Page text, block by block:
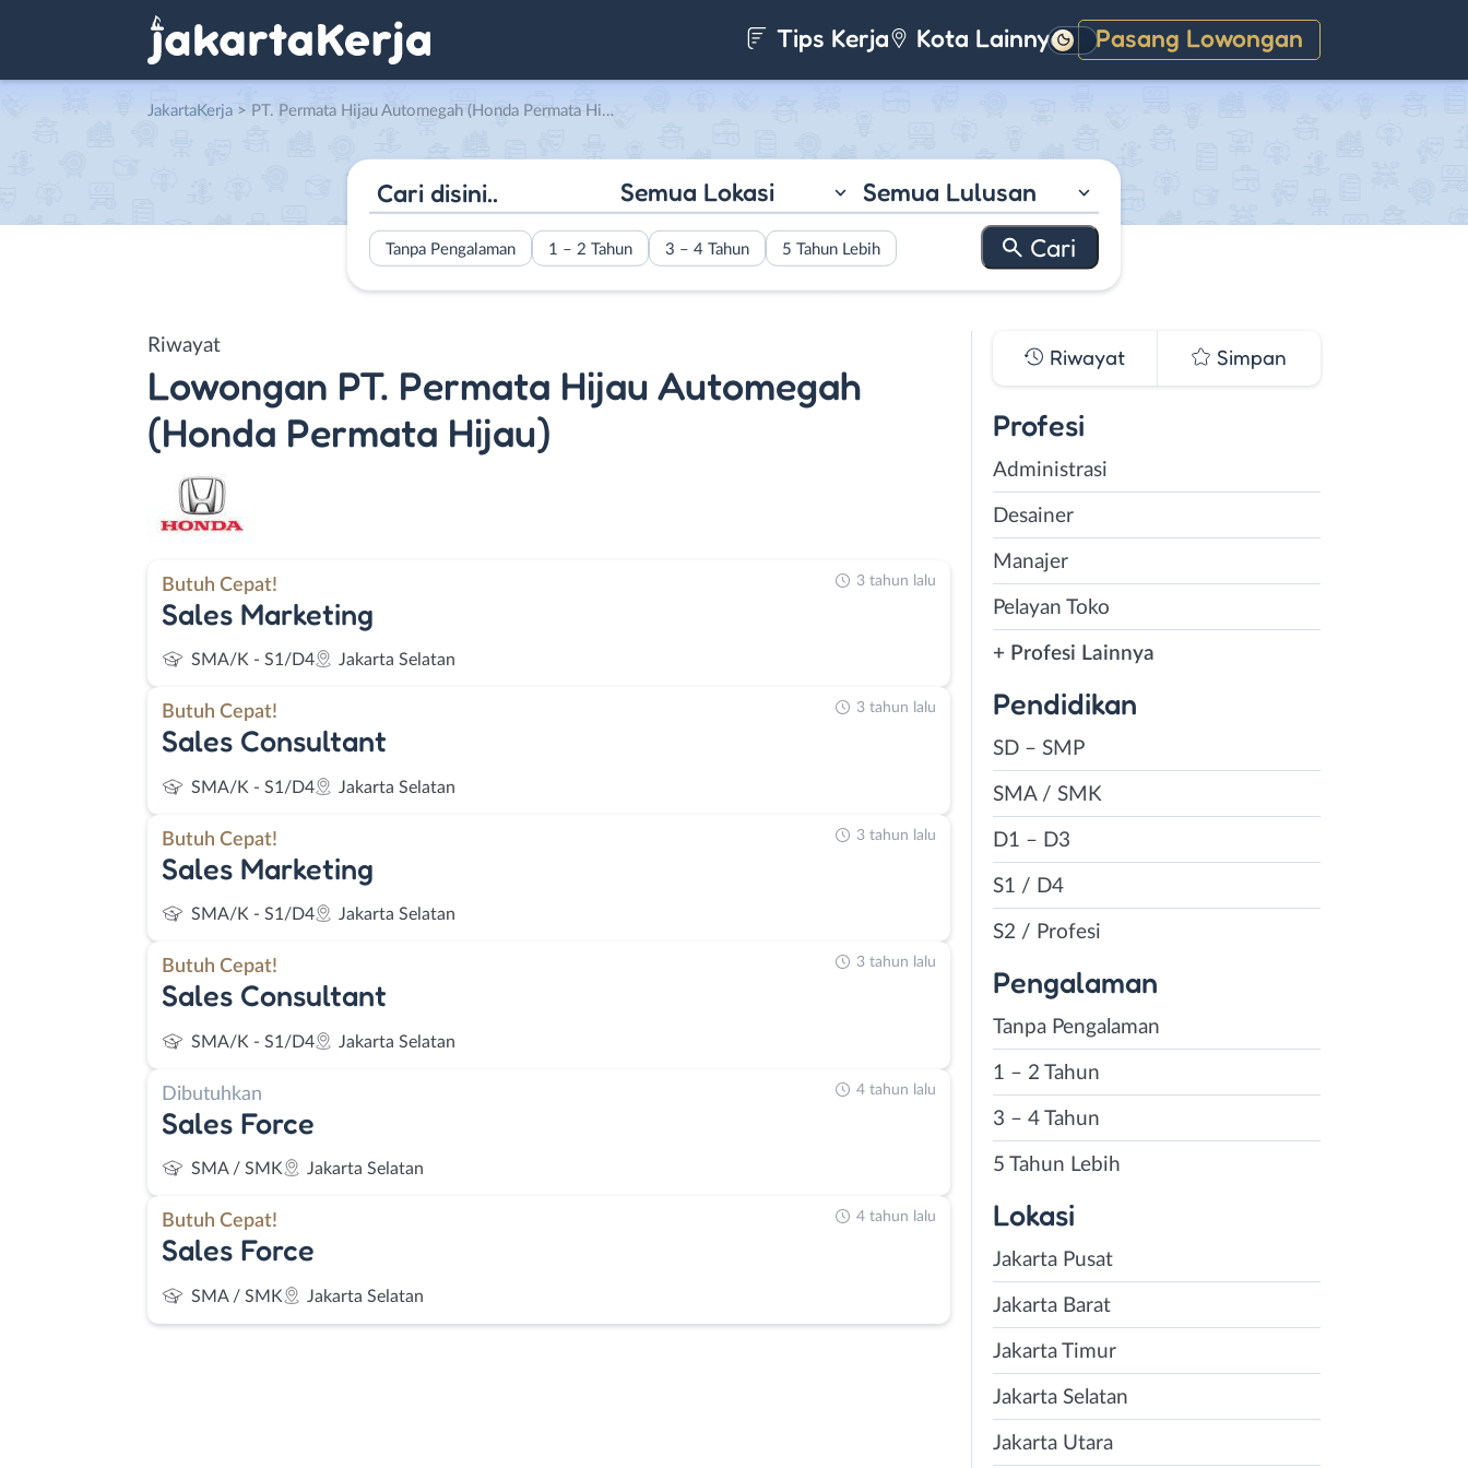
Tips Kerja Kota Lainnya Pasang Lowongan
Gelap
JakartaKerja > PT. Permata Hijau Automegah (Honda Permata Hijau)
Semua Lokasi Semua Lulusan
Tanpa Pengalaman 1 – 2 Tahun 3 – 4 Tahun 5 Tahun Lebih
Riwayat
Lowongan PT. Permata Hijau Automegah
(Honda Permata Hijau)
Butuh Cepat!
Sales Marketing
SMA/K - S1/D4 Jakarta Selatan
3 tahun lalu
Butuh Cepat!
Sales Consultant
SMA/K - S1/D4 Jakarta Selatan
3 tahun lalu
Butuh Cepat!
Sales Marketing
SMA/K - S1/D4 Jakarta Selatan
3 tahun lalu
Butuh Cepat!
Sales Consultant
SMA/K - S1/D4 Jakarta Selatan
3 tahun lalu
Dibutuhkan
Sales Force
SMA / SMK Jakarta Selatan
4 tahun lalu
Butuh Cepat!
Sales Force
SMA / SMK Jakarta Selatan
4 tahun lalu
Riwayat Simpan
Profesi
Administrasi
Desainer
Manajer
Pelayan Toko
+ Profesi Lainnya
Pendidikan
SD – SMP
SMA / SMK
D1 – D3
S1 / D4
S2 / Profesi
Pengalaman
Tanpa Pengalaman
1 – 2 Tahun
3 – 4 Tahun
5 Tahun Lebih
Lokasi
Jakarta Pusat
Jakarta Barat
Jakarta Timur
Jakarta Selatan
Jakarta Utara